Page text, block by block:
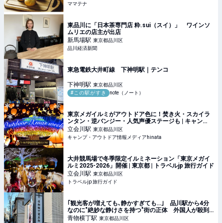
ママテナ
東品川に「日本茶専門店 粋.sui（スイ）」 ワインソ
ムリエの店主が出店
新馬場駅 東京都品川区
品川経済新聞
東急電鉄大井町線 下神明駅｜テンコ
下神明駅 東京都品川区
#この駅がすき
note（ノート）
東京メガイルミがアウトドア色に！焚き火・スカイラ
ンタン・逆バンジー・人気声優ステージも | キャン
プ・アウトドア情報メディアhinata
立会川駅 東京都品川区
キャンプ・アウトドア情報メディアhinata
大井競馬場で冬季限定イルミネーション「東京メガイ
ルミ2025-2026」開催 | 東京都 | トラベルjp 旅行ガイド
立会川駅 東京都品川区
トラベルjp 旅行ガイド
｢観光客が増えても､静かすぎても…｣ 品川駅から4分
なのに"絶妙な静けさを持つ"街の正体 外国人が殺到､
密かに人気を集める理由
青物横丁駅 東京都品川区